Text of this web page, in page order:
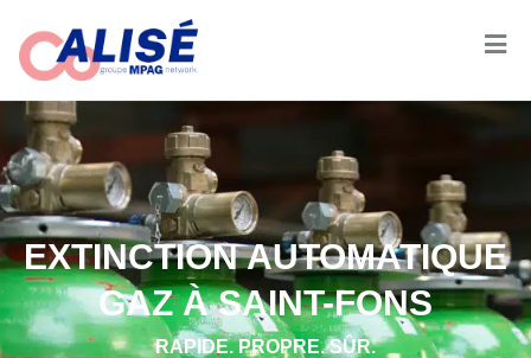
EXTINCTION AUTOMATIQUE
GAZ À SAINT-FONS
RAPIDE. PROPRE. SÛR.